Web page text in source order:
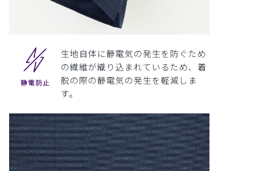
生地自体に静電気の発生を防ぐため
の繊維が織り込まれているため、着
脱の際の静電気の発生を軽減しま
す。